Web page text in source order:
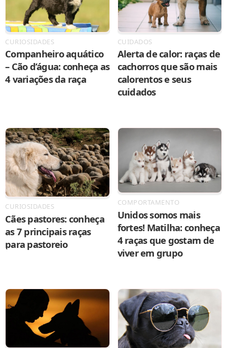
CURIOSIDADES
Companheiro aquático
– Cão d’água: conheça as
4 variações da raça
CUIDADOS
Alerta de calor: raças de
cachorros que são mais
calorentos e seus
cuidados
CURIOSIDADES
Cães pastores: conheça
as 7 principais raças
para pastoreio
COMPORTAMENTO
Unidos somos mais
fortes! Matilha: conheça
4 raças que gostam de
viver em grupo